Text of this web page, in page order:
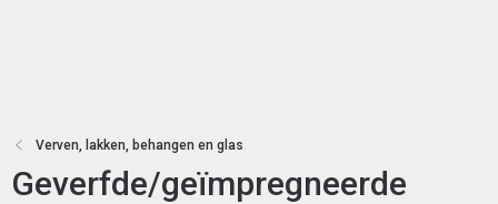
Verven, lakken, behangen en glas
Geverfde/geïmpregneerde